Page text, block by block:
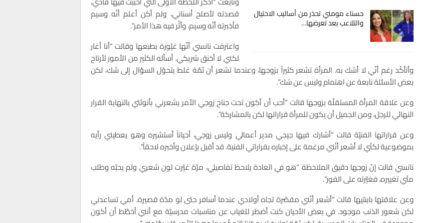
حسناء مومني تحذر من أساليب الاحتيال
والتلاعب بعد تعرضها…
قصدته لأصلح أسناني، ولم أكن أعلم أنّه وسيم
فأخبرته أنّه وسيم، وأثّر فيه هذا الأمر”.
واعترفت نانسي أنّها غيّورة بطبعها وقالت “أنا أغار
لكني لا أخنق شريكي. أسأله الكثير من الأمور لأرتاح
وأتأكّد رغم أنّي لا أشك به. المرأة تشعر كثيراً بزوجها، وعندما تشعر أن ثمّة غلط يتحوّل السؤال إلى شك، لكن
بعض الأسئلة نابعة عن اهتمام وليس عن شك”.
وعن علاقة المرأة المستقلّة بزوجها قالت “أحب أن أكون تحت جناح زوجي الأمر يشعرني بأنوثتي بالنهاية القرار
النهائي للرجل، ومن الجميل أن يكون للمرأة قراراتها لكن بالمشاركة”.
وعن قراراتها الفنيّة قالت “أشارك فيها جيجي مدير أعمالي وليس زوجي، أحياناً أستشيره وهو يعطيني رأيه
بموضوعية لكنّي لا أشعر أنّني مرغمة على إخباره بقراراتي الفنية. قد أقبل بإعلان وأخبره لاحقاً”.
نانسي قالت إنّ زوجها دقيق الملاحظة “هو في العادة يلاحظ تفاصيلي، مرّة غيّرت لون شعري ولم يحبّه وطلب
منّي تغييره، فغيّرته على الفور”.
وعن علاقتها بابنتيها قالت “أشعر أنّني مقصّرة تجاه أولادي عندما أسافر حتى لو مدّة قصيرة. أمي تساعدني
لكن شعور الذنب موجود. في بعض الأحيان كنت أضطر للغياب عن مناسبات مدرسيّة مع أنني أخطّط أن أكون